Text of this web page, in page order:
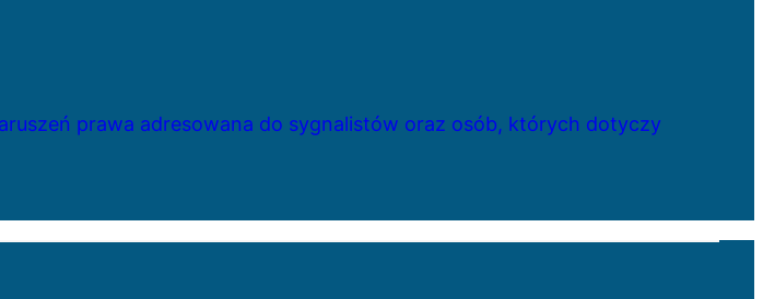
prawa adresowana do sygnalistów oraz osób, których dotyczy